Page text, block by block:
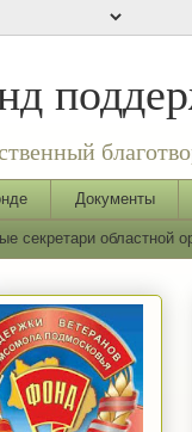
Документы
секретари областной